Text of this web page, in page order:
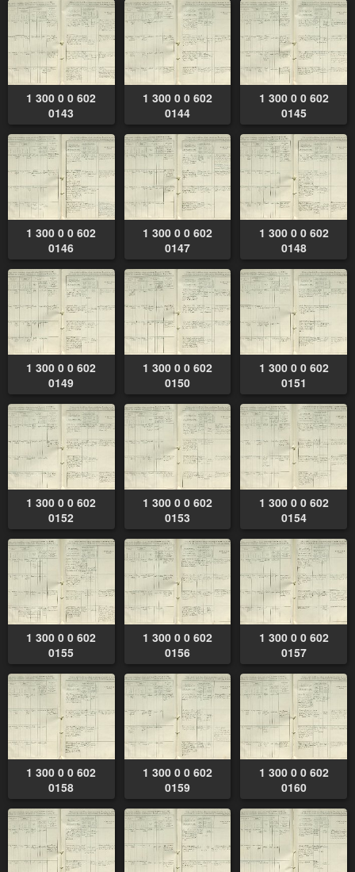
1 300 0 0 602
0143
1 300 0 0 602
0144
1 300 0 0 602
0145
1 300 0 0 602
0146
1 300 0 0 602
0147
1 300 0 0 602
0148
1 300 0 0 602
0149
1 300 0 0 602
0150
1 300 0 0 602
0151
1 300 0 0 602
0152
1 300 0 0 602
0153
1 300 0 0 602
0154
1 300 0 0 602
0155
1 300 0 0 602
0156
1 300 0 0 602
0157
1 300 0 0 602
0158
1 300 0 0 602
0159
1 300 0 0 602
0160